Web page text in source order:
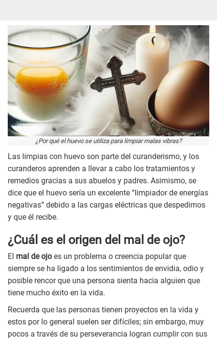
¿Por qué el huevo se utiliza para limpiar malas vibras?
Las limpias con huevo son parte del curanderismo, y los
curanderos aprenden a llevar a cabo los tratamientos y
remedios gracias a sus abuelos y padres. Asimismo, se
dice que el huevo sería un excelente “limpiador de energías
negativas” debido a las cargas eléctricas que despedimos
y que él recibe.
¿Cuál es el origen del mal de ojo?
El mal de ojo es un problema o creencia popular que
siempre se ha ligado a los sentimientos de envidia, odio y
posible rencor que una persona sienta hacia alguien que
tiene mucho éxito en la vida.
Recuerda que las personas tienen proyectos en la vida y
estos por lo general suelen ser difíciles; sin embargo, muy
pocos a través de su perseverancia logran cumplir con sus